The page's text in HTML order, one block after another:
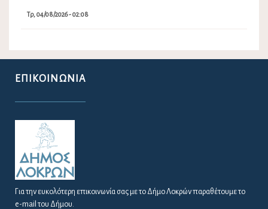
Τρ, 04/08/2026 - 02:08
ΕΠΙΚΟΙΝΩΝΊΑ
Για την ευκολότερη επικοινωνία σας με το Δήμο Λοκρών παραθέτουμε το
e-mail του Δήμου.